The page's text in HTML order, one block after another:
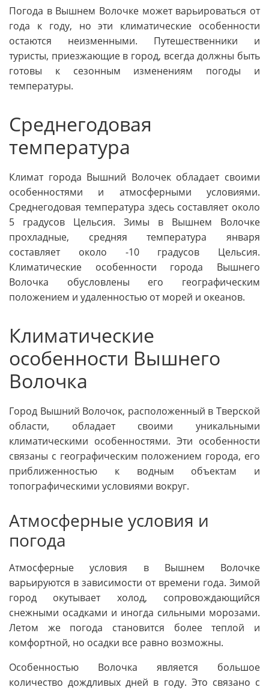
Погода в Вышнем Волочке может варьироваться от
года к году, но эти климатические особенности
остаются неизменными. Путешественники и
туристы, приезжающие в город, всегда должны быть
готовы к сезонным изменениям погоды и
температуры.
Среднегодовая
температура
Климат города Вышний Волочек обладает своими
особенностями и атмосферными условиями.
Среднегодовая температура здесь составляет около
5 градусов Цельсия. Зимы в Вышнем Волочке
прохладные, средняя температура января
составляет около -10 градусов Цельсия.
Климатические особенности города Вышнего
Волочка обусловлены его географическим
положением и удаленностью от морей и океанов.
Климатические
особенности Вышнего
Волочка
Город Вышний Волочок, расположенный в Тверской
области, обладает своими уникальными
климатическими особенностями. Эти особенности
связаны с географическим положением города, его
приближенностью к водным объектам и
топографическими условиями вокруг.
Атмосферные условия и
погода
Атмосферные условия в Вышнем Волочке
варьируются в зависимости от времени года. Зимой
город окутывает холод, сопровождающийся
снежными осадками и иногда сильными морозами.
Летом же погода становится более теплой и
комфортной, но осадки все равно возможны.
Особенностью Волочка является большое
количество дождливых дней в году. Это связано с